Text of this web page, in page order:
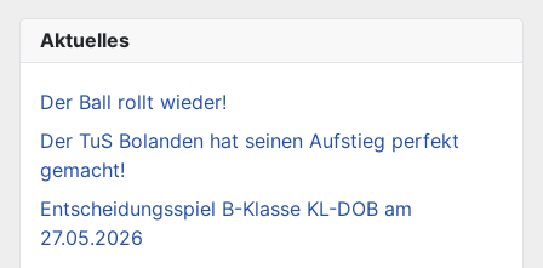
Aktuelles
Der Ball rollt wieder!
Der TuS Bolanden hat seinen Aufstieg perfekt
gemacht!
Entscheidungsspiel B-Klasse KL-DOB am
27.05.2026